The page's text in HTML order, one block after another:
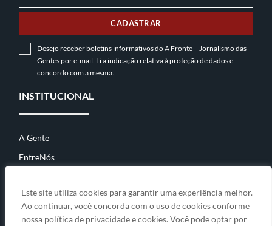
Este site utiliza cookies para garantir uma experiência melhor.
Ao continuar, você concorda com o uso de cookies conforme
nossa política de privacidade e cookies. Você pode optar por
MAIL
CADASTRAR
Desejo receber boletins informativos do A Fronte – Jornalismo das
Gentes por e-mail. Li a indicação relativa àproteção de dadose
concordo com a mesma.
INSTITUCIONAL
A Gente
EntreNós